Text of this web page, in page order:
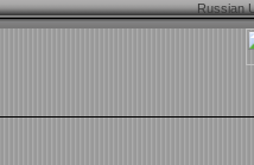
Russian